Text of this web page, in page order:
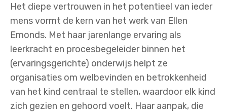
Het diepe vertrouwen in het potentieel van ieder
mens vormt de kern van het werk van Ellen
Emonds. Met haar jarenlange ervaring als
leerkracht en procesbegeleider binnen het
(ervaringsgerichte) onderwijs helpt ze
organisaties om welbevinden en betrokkenheid
van het kind centraal te stellen, waardoor elk kind
zich gezien en gehoord voelt. Haar aanpak, die